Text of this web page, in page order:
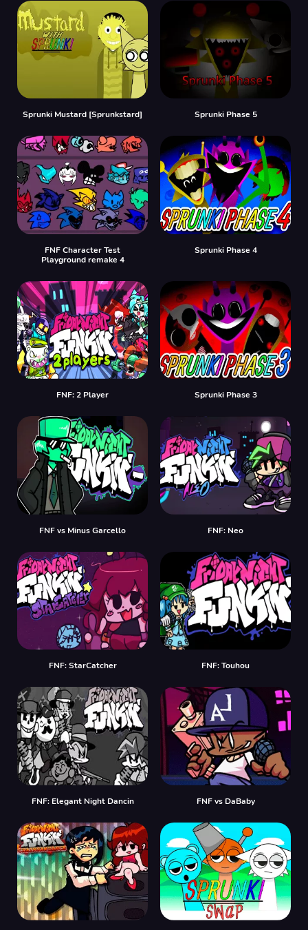
Sprunki Mustard [Sprunkstard] Sprunki Phase 5
FNF Character Test
Playground remake 4
Sprunki Phase 4
FNF: 2 Player Sprunki Phase 3
FNF vs Minus Garcello FNF: Neo
FNF: StarCatcher FNF: Touhou
FNF: Elegant Night Dancin FNF vs DaBaby